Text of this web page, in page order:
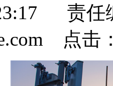
23:17 责
点击